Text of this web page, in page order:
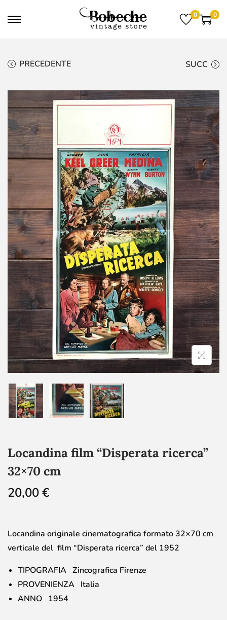
0 0
PRECEDENTE SUCC
Locandina film “Disperata ricerca”
32×70 cm
20,00€
Locandina originale cinematografica formato 32×70 cm
verticale del film “Disperata ricerca” del 1952
TIPOGRAFIA Zincografica Firenze
PROVENIENZA Italia
ANNO 1954